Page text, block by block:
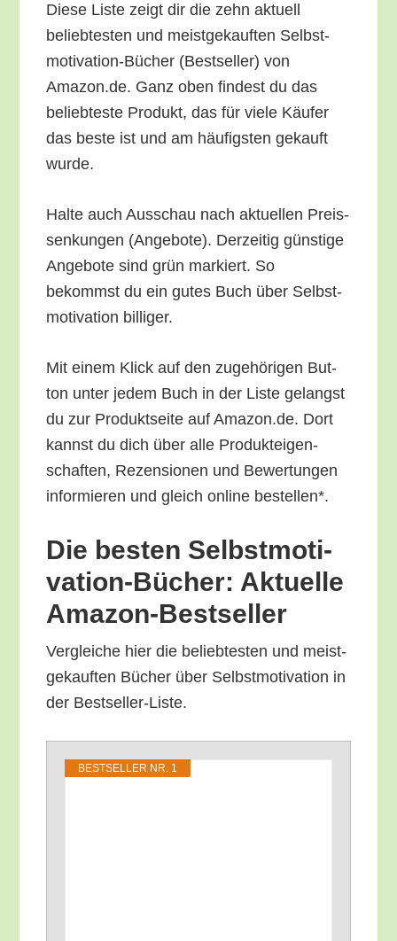
Die­se Lis­te zeigt dir die zehn aktu­ell
belieb­tes­ten und meist­ge­kauf­ten Selbst­
mo­ti­va­ti­on-Bücher (Best­sel­ler) von
Amazon.de. Ganz oben fin­dest du das
belieb­tes­te Pro­dukt, das für vie­le Käu­fer
das bes­te ist und am häu­figs­ten gekauft
wurde.
Hal­te auch Aus­schau nach aktu­el­len Preis­
sen­kun­gen (Ange­bo­te). Der­zei­tig güns­ti­ge
Ange­bo­te sind grün mar­kiert. So
bekommst du ein gutes Buch über Selbst­
mo­ti­va­ti­on billiger.
Mit einem Klick auf den zuge­hö­ri­gen But­
ton unter jedem Buch in der Lis­te gelangst
du zur Pro­dukt­sei­te auf Amazon.de. Dort
kannst du dich über alle Pro­duk­tei­gen­
schaf­ten, Rezen­sio­nen und Bewer­tun­gen
infor­mie­ren und gleich online bestellen*.
Die bes­ten Selbst­mo­ti­
va­ti­on-Bücher: Aktu­el­le
Amazon-Bestseller
Ver­glei­che hier die belieb­tes­ten und meist­
ge­kauf­ten Bücher über Selbst­mo­ti­va­ti­on in
der Bestseller-Liste.
BEST­SEL­LER NR. 1